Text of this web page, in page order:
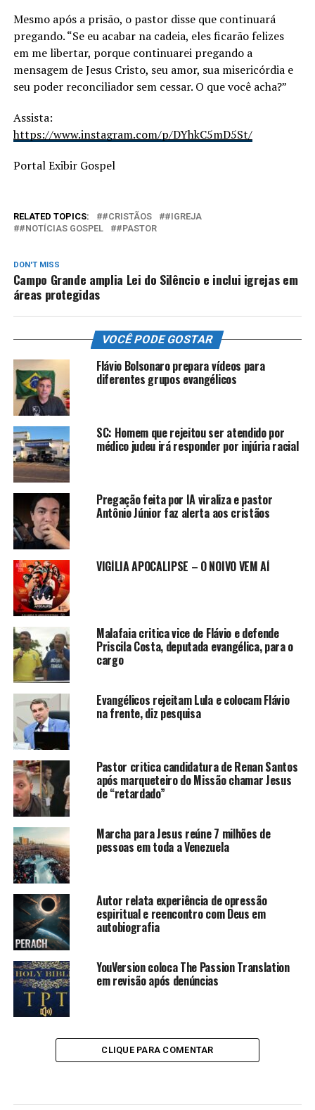
Mesmo após a prisão, o pastor disse que continuará
pregando. “Se eu acabar na cadeia, eles ficarão felizes
em me libertar, porque continuarei pregando a
mensagem de Jesus Cristo, seu amor, sua misericórdia e
seu poder reconciliador sem cessar. O que você acha?”
Assista:
https://www.instagram.com/p/DYhkC5mD5St/
Portal Exibir Gospel
RELATED TOPICS: #CRISTÃOS
#IGREJA
#NOTÍCIAS GOSPEL
#PASTOR
DON'T MISS
Campo Grande amplia Lei do Silêncio e inclui igrejas em
áreas protegidas
VOCÊ PODE GOSTAR
Flávio Bolsonaro prepara vídeos para
diferentes grupos evangélicos
SC: Homem que rejeitou ser atendido por
médico judeu irá responder por injúria racial
Pregação feita por IA viraliza e pastor
Antônio Júnior faz alerta aos cristãos
VIGÍLIA APOCALIPSE – O NOIVO VEM AÍ
Malafaia critica vice de Flávio e defende
Priscila Costa, deputada evangélica, para o
cargo
Evangélicos rejeitam Lula e colocam Flávio
na frente, diz pesquisa
Pastor critica candidatura de Renan Santos
após marqueteiro do Missão chamar Jesus
de “retardado”
Marcha para Jesus reúne 7 milhões de
pessoas em toda a Venezuela
Autor relata experiência de opressão
espiritual e reencontro com Deus em
autobiografia
YouVersion coloca The Passion Translation
em revisão após denúncias
CLIQUE PARA COMENTAR